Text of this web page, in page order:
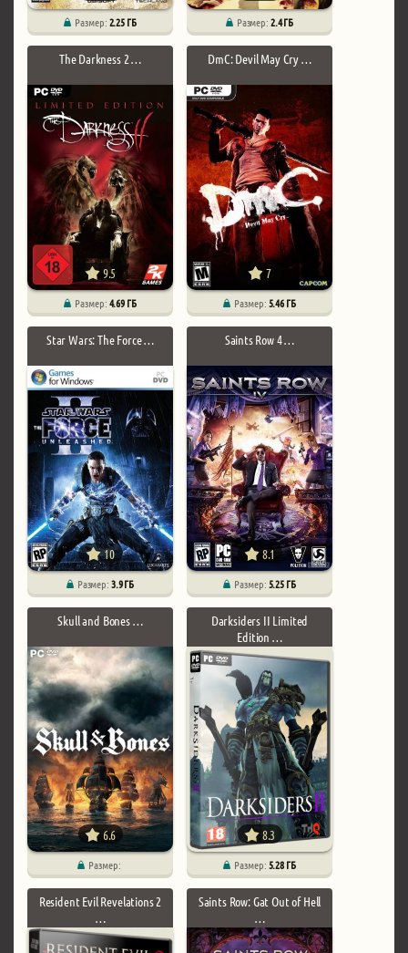
Размер:2.25 ГБ Размер:2.4 ГБ
The Darkness 2 …
9.5
Размер:4.69 ГБ
DmC: Devil May Cry …
7
Размер:5.46 ГБ
Star Wars: The Force …
10
Размер:3.9 ГБ
Saints Row 4 …
8.1
Размер:5.25 ГБ
Skull and Bones …
6.6
Размер:
Darksiders II Limited
Edition …
8.3
Размер:5.28 ГБ
Resident Evil Revelations 2
…
Saints Row: Gat Out of Hell
…